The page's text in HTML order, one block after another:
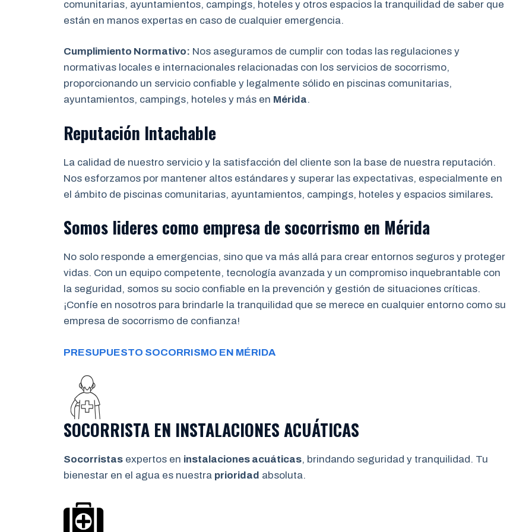
comunitarias, ayuntamientos, campings, hoteles y otros espacios la tranquilidad de saber que
están en manos expertas en caso de cualquier emergencia.
Cumplimiento Normativo: Nos aseguramos de cumplir con todas las regulaciones y
normativas locales e internacionales relacionadas con los servicios de socorrismo,
proporcionando un servicio confiable y legalmente sólido en piscinas comunitarias,
ayuntamientos, campings, hoteles y más en Mérida.
Reputación Intachable
La calidad de nuestro servicio y la satisfacción del cliente son la base de nuestra reputación.
Nos esforzamos por mantener altos estándares y superar las expectativas, especialmente en
el ámbito de piscinas comunitarias, ayuntamientos, campings, hoteles y espacios similares.
Somos lideres como empresa de socorrismo en Mérida
No solo responde a emergencias, sino que va más allá para crear entornos seguros y proteger
vidas. Con un equipo competente, tecnología avanzada y un compromiso inquebrantable con
la seguridad, somos su socio confiable en la prevención y gestión de situaciones críticas.
¡Confíe en nosotros para brindarle la tranquilidad que se merece en cualquier entorno como su
empresa de socorrismo de confianza!
PRESUPUESTO SOCORRISMO EN MÉRIDA
SOCORRISTA EN INSTALACIONES ACUÁTICAS
Socorristas expertos en instalaciones acuáticas, brindando seguridad y tranquilidad. Tu
bienestar en el agua es nuestra prioridad absoluta.